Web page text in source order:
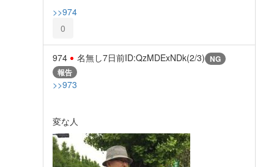
>>974
0
974 名無し7日前ID:QzMDExNDk(2/3) NG
報告
>>973
変な人